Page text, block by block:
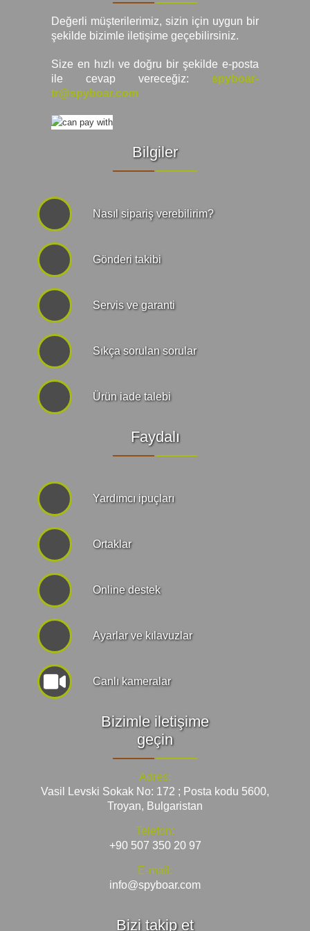
Araç İçi Kamera
Arşiv ürünleri
Değerli müşterilerimiz, sizin için uygun bir
şekilde bizimle iletişime geçebilirsiniz.
Size en hızlı ve doğru bir şekilde e-posta
ile cevap vereceğiz:
spyboar-
tr@spyboar.com
Bilgiler
Nasıl sipariş verebilirim?
Gönderi takibi
Servis ve garanti
Sıkça sorulan sorular
Ürün iade talebi
Faydalı
Yardımcı ipuçları
Ortaklar
Online destek
Ayarlar ve kılavuzlar
Canlı kameralar
Bizimle iletişime
geçin
Adres:
Vasil Levski Sokak No: 172 ; Posta kodu 5600,
Troyan, Bulgaristan
Telefon:
+90 507 350 20 97
E-mail:
info@spyboar.com
Bizi takip et